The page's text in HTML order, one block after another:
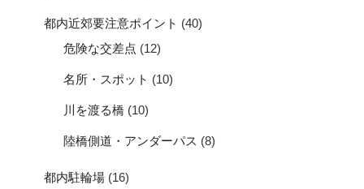
都内近郊要注意ポイント (40)
危険な交差点 (12)
名所・スポット (10)
川を渡る橋 (10)
陸橋側道・アンダーパス (8)
都内駐輪場 (16)